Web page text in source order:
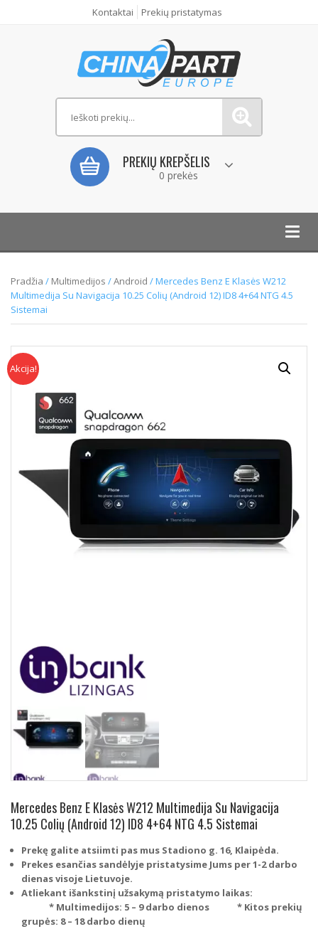
Kontaktai Prekių pristatymas
PREKIŲ KREPŠELIS
0 prekės
Pradžia / Multimedijos /Android / Mercedes Benz E Klasės W212
Multimedija Su Navigacija 10.25 Colių (Android 12) ID8 4+64 NTG 4.5
Sistemai
Akcija!
Mercedes Benz E Klasės W212 Multimedija Su Navigacija
10.25 Colių (Android 12) ID8 4+64 NTG 4.5 Sistemai
Prekę galite atsiimti pas mus Stadiono g. 16, Klaipėda.
Prekes esančias sandėlyje pristatysime Jums per 1-2 darbo
dienas visoje Lietuvoje.
Atliekant išankstinį užsakymą pristatymo laikas:
* Multimedijos: 5 – 9 darbo dienos * Kitos prekių
grupės: 8 – 18 darbo dienų